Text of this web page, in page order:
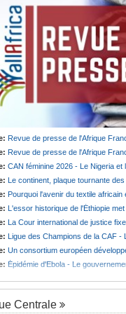
Revue de presse de l'Afrique
Revue de presse de l'Afrique
CAN féminine 2026 - Le Nigeria et la
Le continent, plaque tournante
Pourquoi l'avenir du textile africain est bien plus
L'essor historique de l'Éthiopie met à mal la
La Cour international de justice fixe le calendrier de la
Ligue des Champions de la CAF - L'Espérance exemptée au
Un consortium européen développe un modèle de production novateur pour les
Épidémie d'Ebola - Le gouvernement renforce la
Centrale